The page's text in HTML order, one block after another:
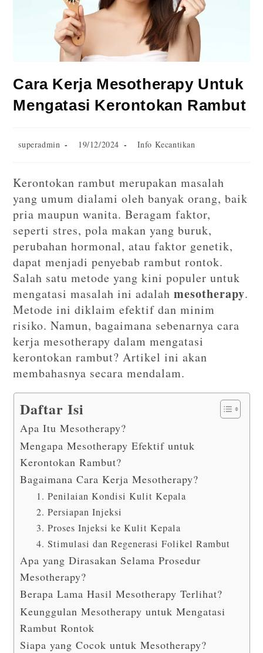
Cara Kerja Mesotherapy Untuk
Mengatasi Kerontokan Rambut
superadmin 19/12/2024 Info Kecantikan
Kerontokan rambut merupakan masalah
yang umum dialami oleh banyak orang, baik
pria maupun wanita. Beragam faktor,
seperti stres, pola makan yang buruk,
perubahan hormonal, atau faktor genetik,
dapat menjadi penyebab rambut rontok.
Salah satu metode yang kini populer untuk
mengatasi masalah ini adalahmesotherapy.
Metode ini diklaim efektif dan minim
risiko. Namun, bagaimana sebenarnya cara
kerja mesotherapy dalam mengatasi
kerontokan rambut? Artikel ini akan
membahasnya secara mendalam.
Daftar Isi
Apa Itu Mesotherapy?
Mengapa Mesotherapy Efektif untuk
Kerontokan Rambut?
Bagaimana Cara Kerja Mesotherapy?
1. Penilaian Kondisi Kulit Kepala
2. Persiapan Injeksi
3. Proses Injeksi ke Kulit Kepala
4. Stimulasi dan Regenerasi Folikel Rambut
Apa yang Dirasakan Selama Prosedur
Mesotherapy?
Berapa Lama Hasil Mesotherapy Terlihat?
Keunggulan Mesotherapy untuk Mengatasi
Rambut Rontok
Siapa yang Cocok untuk Mesotherapy?